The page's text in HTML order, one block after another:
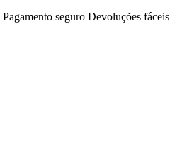
Pagamento seguro Devoluções fáceis